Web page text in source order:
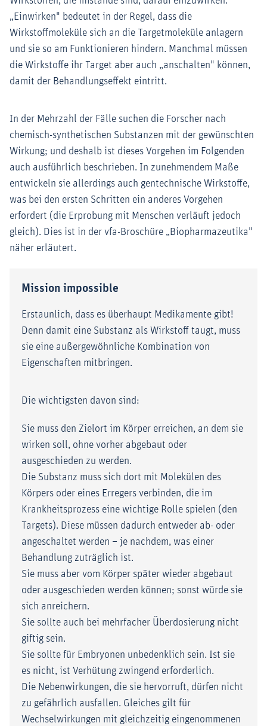
„Einwirken" bedeutet in der Regel, dass die
Wirkstoffmoleküle sich an die Targetmoleküle anlagern
und sie so am Funktionieren hindern. Manchmal müssen
die Wirkstoffe ihr Target aber auch „anschalten" können,
damit der Behandlungseffekt eintritt.
In der Mehrzahl der Fälle suchen die Forscher nach
chemisch-synthetischen Substanzen mit der gewünschten
Wirkung; und deshalb ist dieses Vorgehen im Folgenden
auch ausführlich beschrieben. In zunehmendem Maße
entwickeln sie allerdings auch gentechnische Wirkstoffe,
was bei den ersten Schritten ein anderes Vorgehen
erfordert (die Erprobung mit Menschen verläuft jedoch
gleich). Dies ist in der vfa-Broschüre „Biopharmazeutika"
näher erläutert.
Mission impossible
Erstaunlich, dass es überhaupt Medikamente gibt!
Denn damit eine Substanz als Wirkstoff taugt, muss
sie eine außergewöhnliche Kombination von
Eigenschaften mitbringen.
Die wichtigsten davon sind:
Sie muss den Zielort im Körper erreichen, an dem sie
wirken soll, ohne vorher abgebaut oder
ausgeschieden zu werden.
Die Substanz muss sich dort mit Molekülen des
Körpers oder eines Erregers verbinden, die im
Krankheitsprozess eine wichtige Rolle spielen (den
Targets). Diese müssen dadurch entweder ab- oder
angeschaltet werden – je nachdem, was einer
Behandlung zuträglich ist.
Sie muss aber vom Körper später wieder abgebaut
oder ausgeschieden werden können; sonst würde sie
sich anreichern.
Sie sollte auch bei mehrfacher Überdosierung nicht
giftig sein.
Sie sollte für Embryonen unbedenklich sein. Ist sie
es nicht, ist Verhütung zwingend erforderlich.
Die Nebenwirkungen, die sie hervorruft, dürfen nicht
zu gefährlich ausfallen. Gleiches gilt für
Wechselwirkungen mit gleichzeitig eingenommenen